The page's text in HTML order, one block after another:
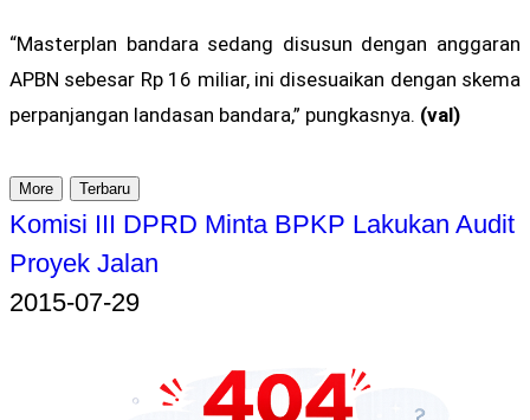
“Masterplan bandara sedang disusun dengan anggaran
APBN sebesar Rp 16 miliar, ini disesuaikan dengan skema
perpanjangan landasan bandara,” pungkasnya. (val)
More Terbaru
Komisi III DPRD Minta BPKP Lakukan Audit
Proyek Jalan
2015-07-29